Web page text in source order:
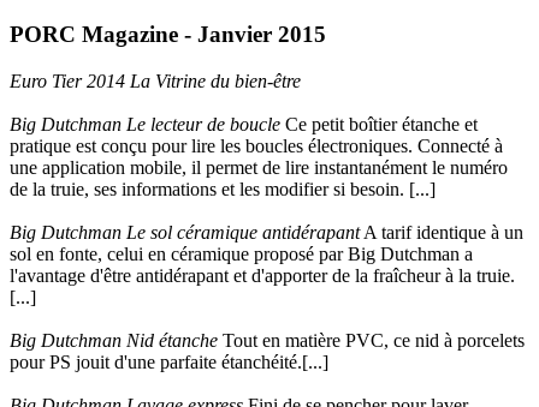
PORC Magazine - Janvier 2015
Euro Tier 2014 La Vitrine du bien-être
Big Dutchman Le lecteur de boucle Ce petit boîtier étanche et
pratique est conçu pour lire les boucles électroniques. Connecté à
une application mobile, il permet de lire instantanément le numéro
de la truie, ses informations et les modifier si besoin. [...]
Big Dutchman Le sol céramique antidérapantA tarif identique à un
sol en fonte, celui en céramique proposé par Big Dutchman a
l'avantage d'être antidérapant et d'apporter de la fraîcheur à la truie.
[...]
Big Dutchman Nid étanche Tout en matière PVC, ce nid à porcelets
pour PS jouit d'une parfaite étanchéité.[...]